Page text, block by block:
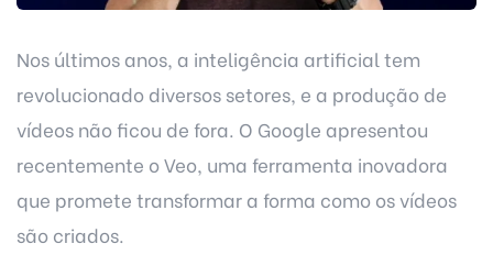
Nos últimos anos, a inteligência artificial tem
revolucionado diversos setores, e a produção de
vídeos não ficou de fora. O Google apresentou
recentemente o Veo, uma ferramenta inovadora
que promete transformar a forma como os vídeos
são criados.